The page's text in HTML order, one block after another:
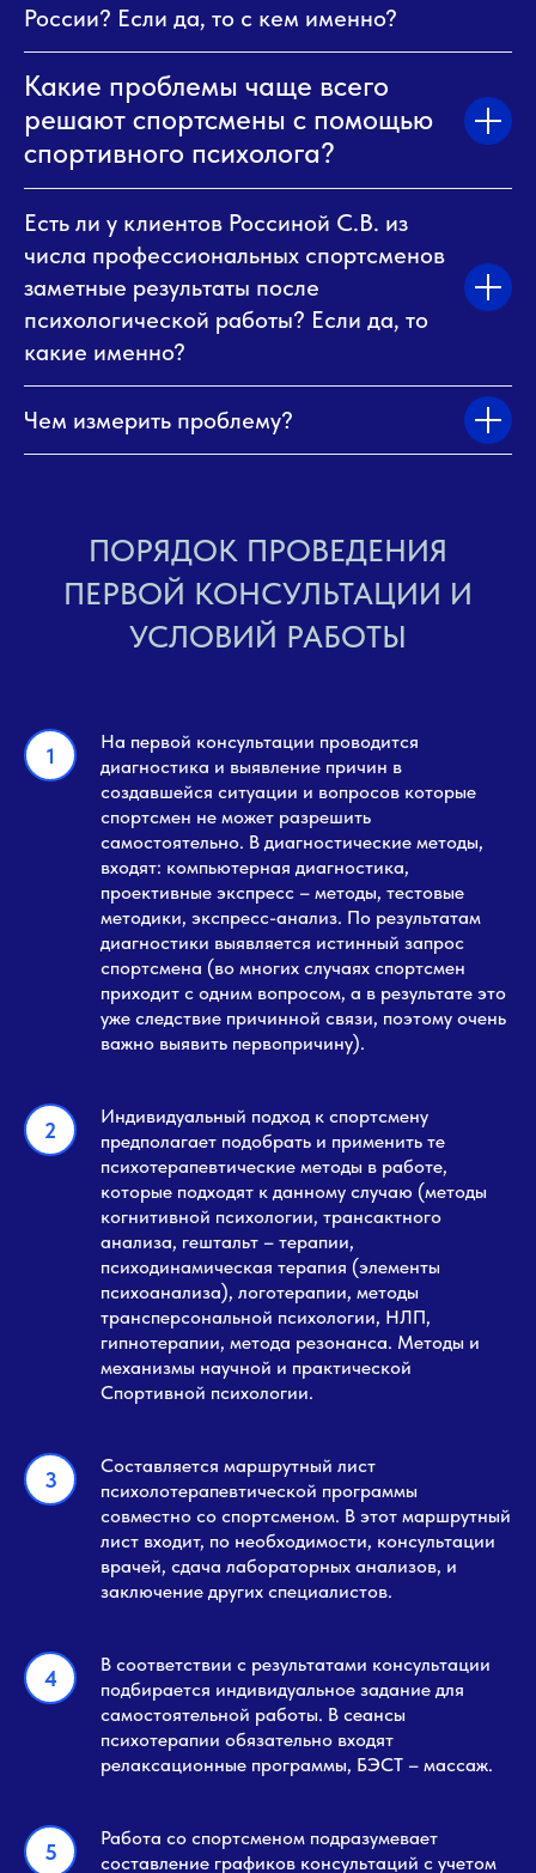
России? Если да, то с кем именно?
Какие проблемы чаще всего
решают спортсмены с помощью
спортивного психолога?
Есть ли у клиентов Россиной С.В. из
числа профессиональных спортсменов
заметные результаты после
психологической работы? Если да, то
какие именно?
Чем измерить проблему?
ПОРЯДОК ПРОВЕДЕНИЯ
ПЕРВОЙ КОНСУЛЬТАЦИИ И
УСЛОВИЙ РАБОТЫ
На первой консультации проводится
диагностика и выявление причин в
создавшейся ситуации и вопросов которые
спортсмен не может разрешить
самостоятельно. В диагностические методы,
входят: компьютерная диагностика,
проективные экспресс – методы, тестовые
методики, экспресс-анализ. По результатам
диагностики выявляется истинный запрос
спортсмена (во многих случаях спортсмен
приходит с одним вопросом, а в результате это
уже следствие причинной связи, поэтому очень
важно выявить первопричину).
Индивидуальный подход к спортсмену
предполагает подобрать и применить те
психотерапевтические методы в работе,
которые подходят к данному случаю (методы
когнитивной психологии, трансактного
анализа, гештальт – терапии,
психодинамическая терапия (элементы
психоанализа), логотерапии, методы
трансперсональной психологии, НЛП,
гипнотерапии, метода резонанса. Методы и
механизмы научной и практической
Спортивной психологии.
Составляется маршрутный лист
психолотерапевтической программы
совместно со спортсменом. В этот маршрутный
лист входит, по необходимости, консультации
врачей, сдача лабораторных анализов, и
заключение других специалистов.
В соответствии с результатами консультации
подбирается индивидуальное задание для
самостоятельной работы. В сеансы
психотерапии обязательно входят
релаксационные программы, БЭСТ – массаж.
Работа со спортсменом подразумевает
составление графиков консультаций с учетом